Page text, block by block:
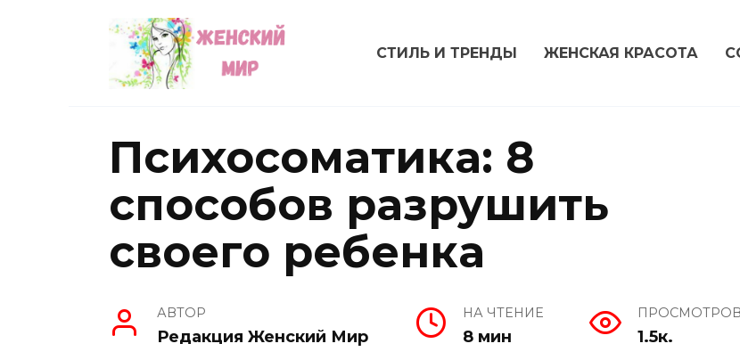
содержанию
СТИЛЬ И ТРЕНДЫ ЖЕНСКАЯ КРАСОТА
Психосоматика: 8
способов разрушить
своего ребенка
АВТОР
Редакция Женский Мир
НА ЧТЕНИЕ
8 мин
ПРОСМОТРОВ
1.5к.